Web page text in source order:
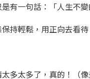
有一句話：「人生不
保持輕鬆，用正向去看
多太多了，真的！（